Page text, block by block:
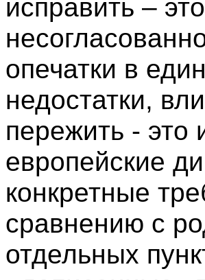
исправить –
опечатки в
недостатки,
пережить - это
европейские
конкретные
сравнению с
отдельных